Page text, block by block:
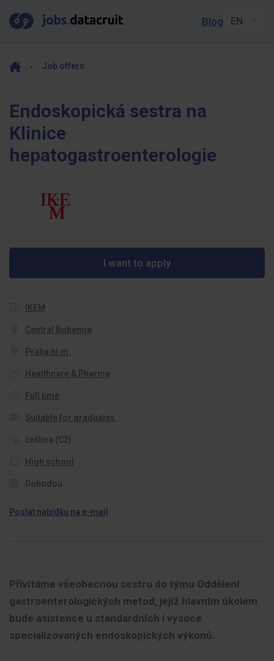
Blog
Job offers
Endoskopická sestra na
Klinice
hepatogastroenterologie
I want to apply
IKEM
Central Bohemia
Praha hl.m.
Healthcare & Pharma
Full time
Suitable for graduates
čeština (C2)
High school
Dohodou
Poslat nabídku na e-mail
Přivítáme všeobecnou sestru do týmu Oddělení
gastroenterologických metod, jejíž hlavním úkolem
bude asistence u standardních i vysoce
specializovaných endoskopických výkonů.